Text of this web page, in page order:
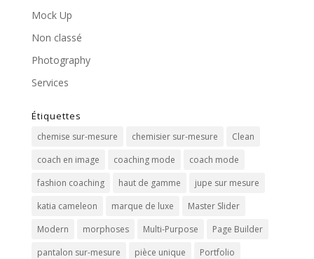
Mock Up
Non classé
Photography
Services
Étiquettes
chemise sur-mesure chemisier sur-mesure
Clean
coach en image
coaching mode
coach mode
fashion coaching
haut de gamme
jupe sur mesure
katia cameleon
marque de luxe
Master Slider
Modern
morphoses Multi-Purpose
Page Builder
pantalon sur-mesure
pièce unique
Portfolio